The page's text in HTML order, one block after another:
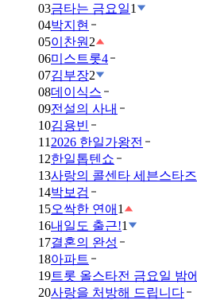
03금타는 금요일1
04박지현
05이찬원 2
06미스트롯4
07김부장2
08데이식스
09전설의 사내
10김용빈
11 2026 한일가왕전
12한일톱텐쇼
13사랑의 콜센타 세븐스타즈
14박보검
15오싹한 연애 1
16내일도 출근!1
17결혼의 완성
18아파트
19트롯 올스타전 금요일 밤에
20사랑을 처방해 드립니다